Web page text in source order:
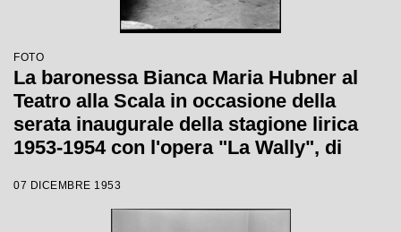
FOTO
La baronessa Bianca Maria Hubner al
Teatro alla Scala in occasione della
serata inaugurale della stagione lirica
1953-1954 con l'opera "La Wally", di
Giulini, con la regia di Tatiana Pavlova
07 DICEMBRE 1953